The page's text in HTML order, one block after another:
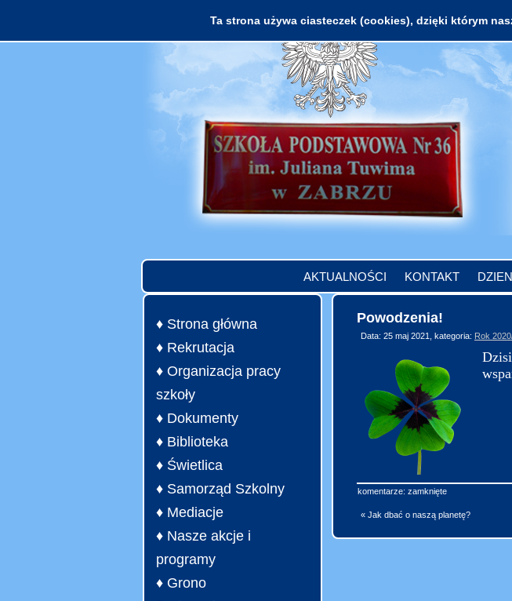
AKTUALNOŚCI KONTAKT
♦ Strona główna
♦ Rekrutacja
♦ Organizacja pracy
szkoły
♦ Dokumenty
♦ Biblioteka
♦ Świetlica
♦ Samorząd Szkolny
♦ Mediacje
♦ Nasze akcje i
programy
♦ Grono
Powodzenia!
Data: 25 maj 2021, kategoria: Rok
komentarze: zamknięte
« Jak dbać o naszą planetę?
Ta strona używa ciasteczek (cookies), dzięki którym